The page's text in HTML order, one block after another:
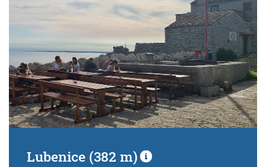
Lubenice (382 m)